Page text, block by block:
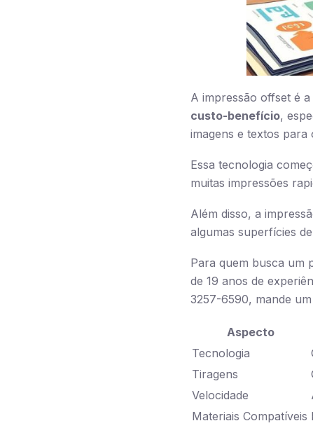
A impressão offset é
custo-benefício,
imagens e textos
Essa tecnologia
muitas impressões
Além disso, a
algumas superfícies
Para quem busca um
de 19 anos de
3257-6590, mande
Aspecto
Tecnologia
Tiragens
Velocidade
Materiais Compatíveis